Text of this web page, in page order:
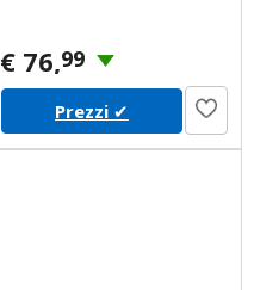
€ 76,99
Prezzi ✔